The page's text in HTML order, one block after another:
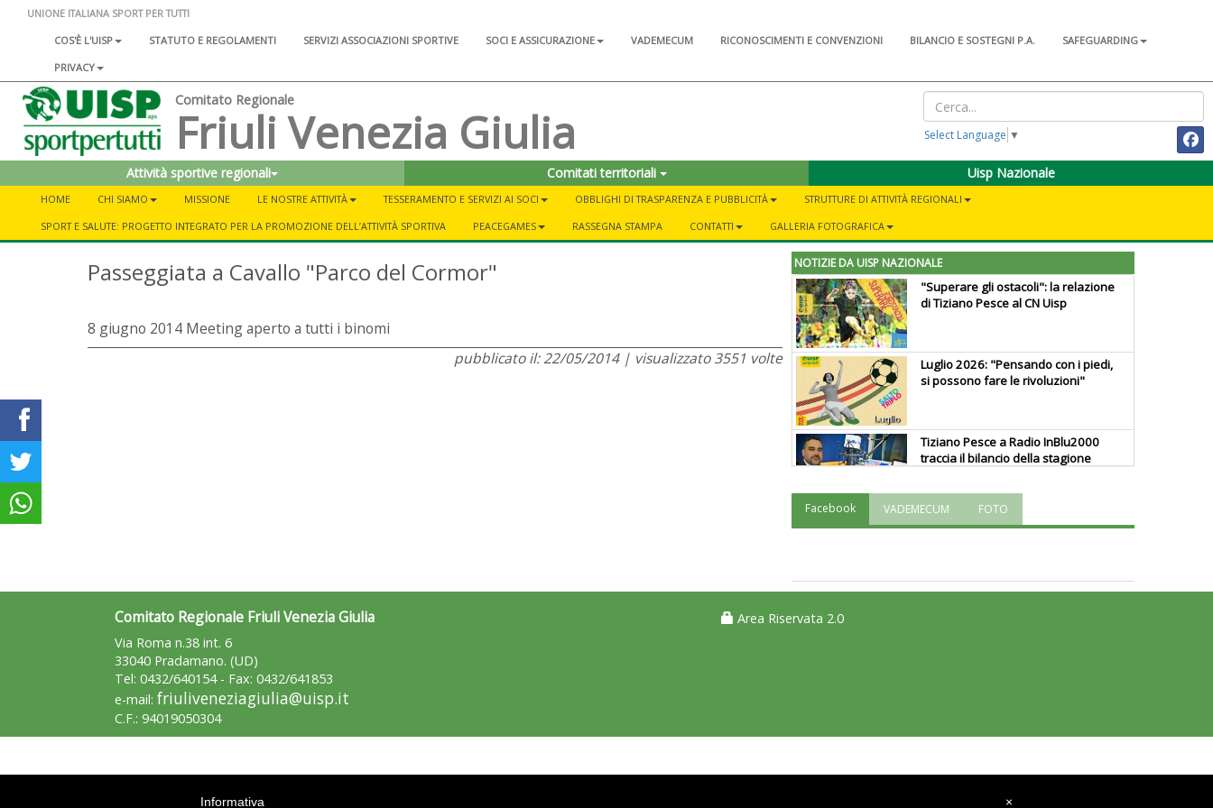
UNIONE ITALIANA SPORT PER TUTTI
COS'È L'UISP
STATUTO E REGOLAMENTI SERVIZI ASSOCIAZIONI SPORTIVE SOCI E ASSICURAZIONE VADEMECUM RICONOSCIMENTI E CONVENZIONI BILANCIO E SOSTEGNI P.A.
SAFEGUARDING
PRIVACY
Comitato Regionale
Friuli Venezia Giulia Select Language ▼
Attività sportive regionali Comitati territoriali Uisp Nazionale
HOME CHI SIAMO MISSIONE LE NOSTRE ATTIVITÀ TESSERAMENTO E SERVIZI AI SOCI OBBLIGHI DI TRASPARENZA E PUBBLICITÀ
STRUTTURE DI ATTIVITÀ REGIONALI
SPORT E SALUTE: PROGETTO INTEGRATO PER LA PROMOZIONE DELL’ATTIVITÀ SPORTIVA
PEACEGAMES RASSEGNA STAMPA CONTATTI GALLERIA FOTOGRAFICA
Passeggiata a Cavallo "Parco del Cormor"
8 giugno 2014 Meeting aperto a tutti i binomi
pubblicato il: 22/05/2014 | visualizzato 3551 volte
NOTIZIE DA UISP NAZIONALE
"Superare gli ostacoli": la relazione
di Tiziano Pesce al CN Uisp
Luglio 2026: "Pensando con i piedi,
si possono fare le rivoluzioni"
Tiziano Pesce a Radio InBlu2000
traccia il bilancio della stagione
La formazione Uisp rallenta ma
Facebook VADEMECUM FOTO
Comitato Regionale Friuli Venezia Giulia
Via Roma n.38 int. 6
33040 Pradamano. (UD)
Tel: 0432/640154 - Fax: 0432/641853
e-mail: friuliveneziagiulia@uisp.it
C.F.: 94019050304
Area Riservata 2.0
×
Informativa